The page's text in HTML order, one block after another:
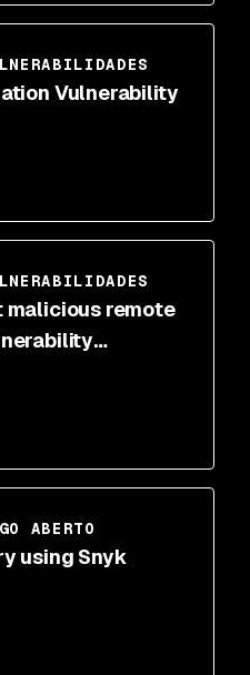
Vulnerability
malicious remote
ABERTO
using Snyk